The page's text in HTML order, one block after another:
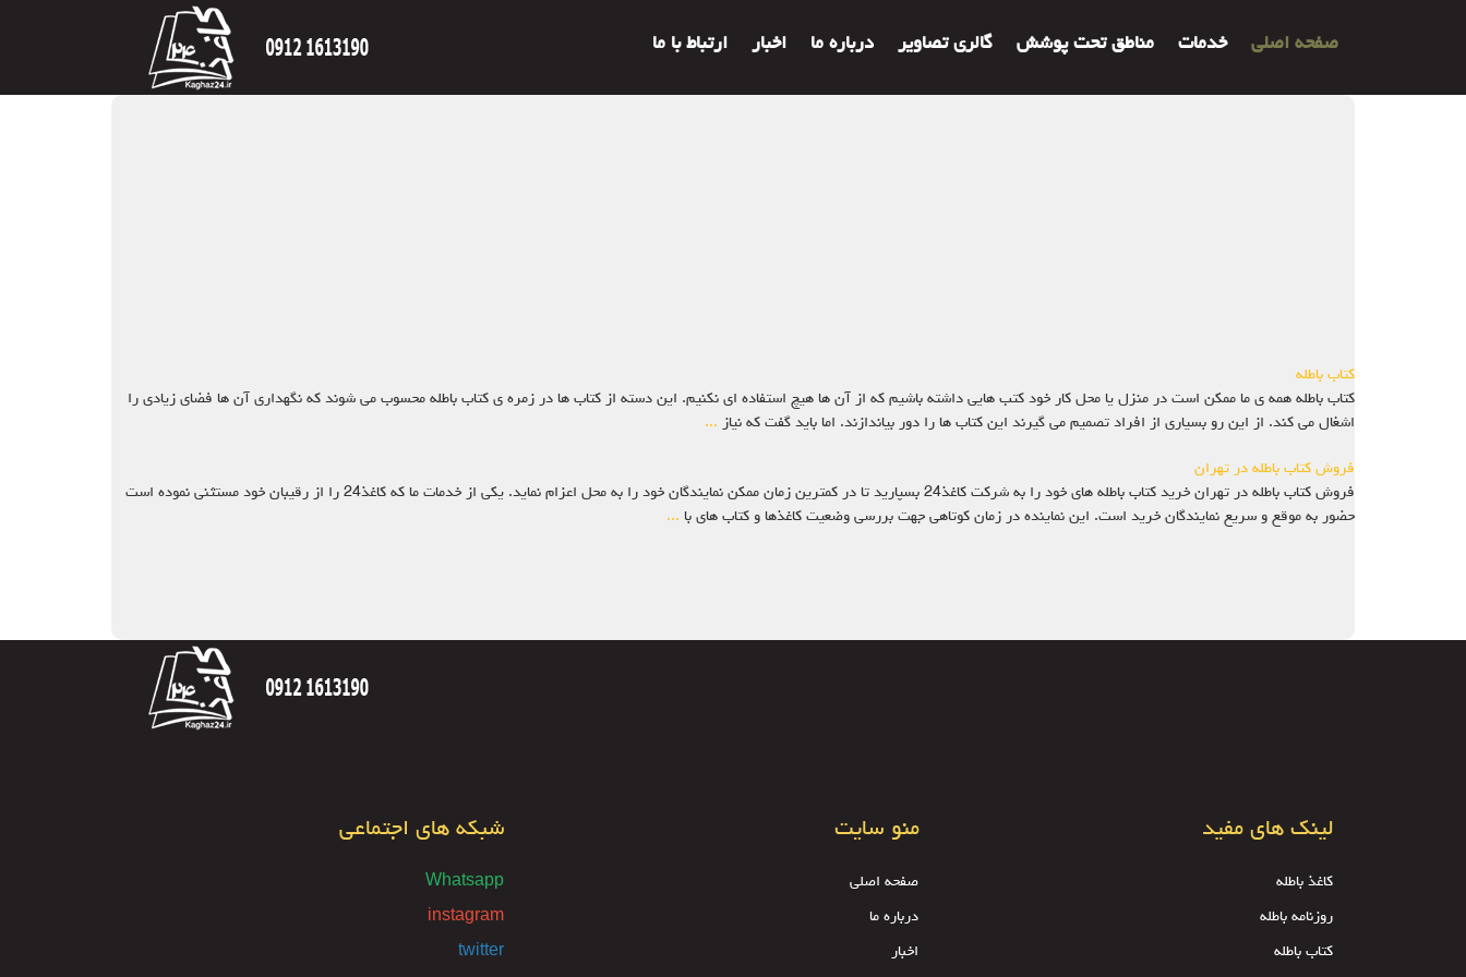
صفحه اصلی خدمات مناطق تحت پوشش گالری تصاویر درباره ما اخبار ارتباط با ما
کتاب باطله
کتاب باطله همه ی ما ممکن است در منزل یا محل کار خود کتب هایی داشته باشیم که از آن ها هیچ استفاده ای نکنیم. این دسته از کتاب ها در زمره ی کتاب باطله محسوب می شوند که نگهداری آن ها فضای زیادی را
اشغال می کند. از این رو بسیاری از افراد تصمیم می گیرند این کتاب ها را دور بیاندازند. اما باید گفت که نیاز ...
فروش کتاب باطله در تهران
فروش کتاب باطله در تهران خرید کتاب باطله های خود را به شرکت کاغذ24 بسپارید تا در کمترین زمان ممکن نمایندگان خود را به محل اعزام نماید. یکی از خدمات ما که کاغذ24 را از رقیبان خود مستثنی نموده است
حضور به موقع و سریع نمایندگان خرید است. این نماینده در زمان کوتاهی جهت بررسی وضعیت کاغذها و کتاب های با ...
لینک های مفید
کاغذ باطله
روزنامه باطله
کتاب باطله
منو سایت
صفحه اصلی
درباره ما
اخبار
شبکه های اجتماعی
Whatsapp
instagram
twitter